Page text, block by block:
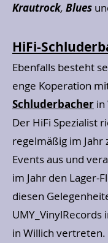
Krautrock, Blues
HiFi-
Ebenfalls besteht
enge Koperation
Schluderbacher in
Der HiFi Spezialist
regelmäßig im Jahr
Events aus und
im Jahr den Lager-
diesen
in Willich vertreten.